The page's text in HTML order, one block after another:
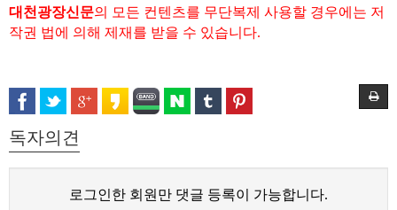
대천광장신문의 모든 컨텐츠를 무단복제 사용할 경우에는 저
작권 법에 의해 제재를 받을 수 있습니다.
독자의견
로그인한 회원만 댓글 등록이 가능합니다.